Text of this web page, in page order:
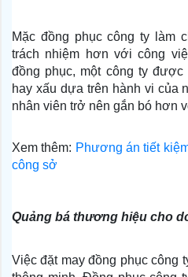
Mặc đồng phục công ty làm
trách nhiệm hơn với công
đồng phục, một công ty
hay xấu dựa trên hành vi của
nhân viên trở nên gắn bó hơn
Xem thêm: Phương án tiết
công sở
Quảng bá thương hiệu cho
Việc đặt may đồng phục công